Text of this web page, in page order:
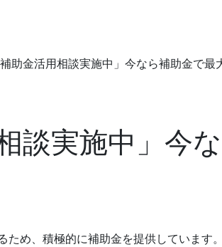
補助金活用相談実施中」今なら補助金で最
談実施中」今
ため、積極的に補助金を提供していま